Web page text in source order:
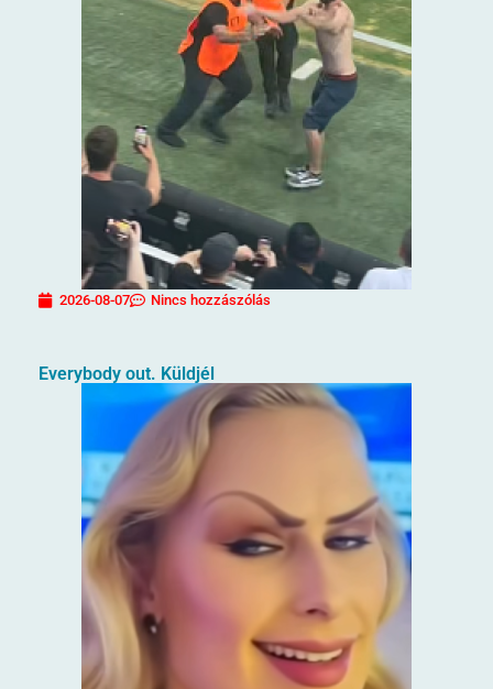
2026-08-07 Nincs hozzászólás
Everybody out. Küldjél